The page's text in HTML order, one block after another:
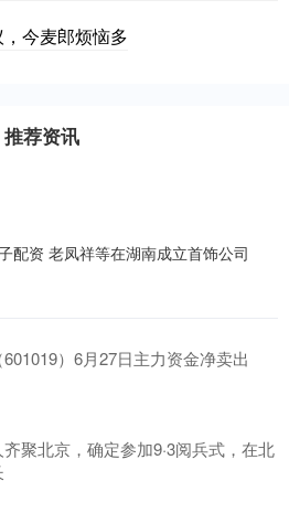
今麦郎烦恼多
推荐资讯
配资 老凤祥等在湖南成立首饰公司
）6月27日主力资金净卖出
聚北京，确定参加9·3阅兵式，在北